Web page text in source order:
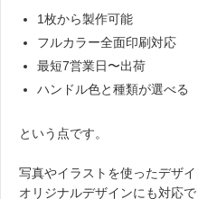
1枚から製作可能
フルカラー全面印刷対応
最短7営業日〜出荷
ハンドル色と種類が選べる
という点です。
写真やイラストを使ったデザ
オリジナルデザインにも対応で